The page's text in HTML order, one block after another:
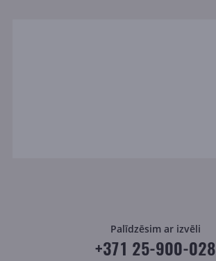
Palīdzēsim ar izvēli
+371 25-900-028